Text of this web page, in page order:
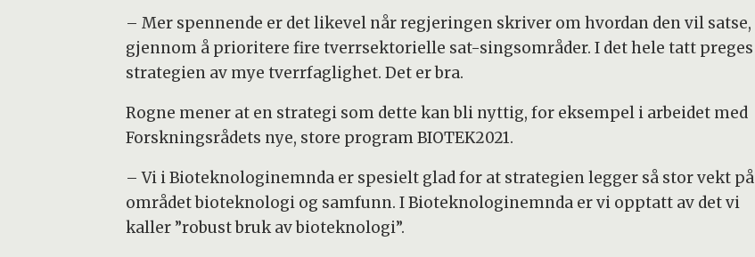
– Mer spennende er det likevel når regjeringen skriver om hvordan den vil satse,
gjennom å prioritere fire tverrsektorielle sat-singsområder. I det hele tatt preges
strategien av mye tverrfaglighet. Det er bra.
Rogne mener at en strategi som dette kan bli nyttig, for eksempel i arbeidet med
Forskningsrådets nye, store program BIOTEK2021.
– Vi i Bioteknologinemnda er spesielt glad for at strategien legger så stor vekt på
området bioteknologi og samfunn. I Bioteknologinemnda er vi opptatt av det vi
kaller ”robust bruk av bioteknologi”.